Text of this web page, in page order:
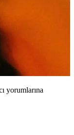
yorumlarına